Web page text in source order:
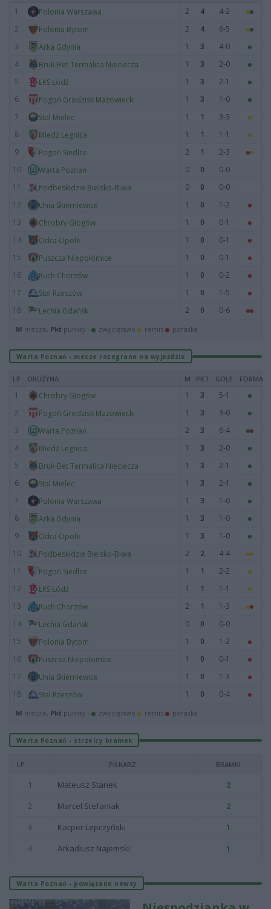
1 Polonia Warszawa 2 4
4-2
2
Polonia Bytom 2 4
6-5
3
Arka Gdynia 1 3
4-0
4
Bruk-Bet Termalica Nieciecza 1 3
2-0
5
ŁKS Łódź 1 3
2-1
6
Pogoń Grodzisk Mazowiecki 1 3
1-0
7
Stal Mielec 1 1
3-3
8
Miedź Legnica 1 1
1-1
9
Pogoń Siedlce 2 1
2-3
10
Warta Poznań 0 0
0-0
11
Podbeskidzie Bielsko-Biała 0 0
0-0
12
Unia Skierniewice 1 0
1-2
13
Chrobry Głogów 1 0
0-1
14
Odra Opole 1 0
0-1
15
Puszcza Niepołomice 1 0
0-1
16
Ruch Chorzów 1 0
0-2
17
Stal Rzeszów 1 0
1-5
18
Lechia Gdańsk 2 0 0-6
M mecze, Pkt punkty · zwycięstwo remis porażka
Warta Poznań - mecze rozegrane na wyjeździe
LP DRUŻYNA M PKT GOLE FORMA
1 Chrobry Głogów 1 3
5-1
2
Pogoń Grodzisk Mazowiecki 1 3
3-0
3
Warta Poznań 2 3
6-4
4
Miedź Legnica 1 3
2-0
5
Bruk-Bet Termalica Nieciecza 1 3
2-1
6
Stal Mielec 1 3
2-1
7
Polonia Warszawa 1 3
1-0
8
Arka Gdynia 1 3
1-0
9
Odra Opole 1 3
1-0
10
Podbeskidzie Bielsko-Biała 2 2
4-4
11
Pogoń Siedlce 1 1
2-2
12
ŁKS Łódź 1 1
1-1
13
Ruch Chorzów 2 1
1-3
14
Lechia Gdańsk 0 0
0-0
15
Polonia Bytom 1 0
1-2
16
Puszcza Niepołomice 1 0
0-1
17
Unia Skierniewice 1 0
1-3
18
Stal Rzeszów 1 0 0-4
M mecze, Pkt punkty · zwycięstwo remis porażka
Warta Poznań - strzelcy bramek
LP. PIŁKARZ BRAMKI
1 Mateusz Stanek
2
2
Marcel Stefaniak
2
3
Kacper Lepczyński
1
4
Arkadiusz Najemski 1
Warta Poznań - powiązane newsy